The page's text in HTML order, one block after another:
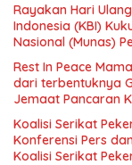
Rayakan Hari
Indonesia (KBI)
Nasional (Munas)
Pengembangan
Indonesia dan
Rest In Peace
dari terbentuknya
Jemaat Pancaran
Koalisi Serikat
Konferensi Pers
Koalisi Serikat